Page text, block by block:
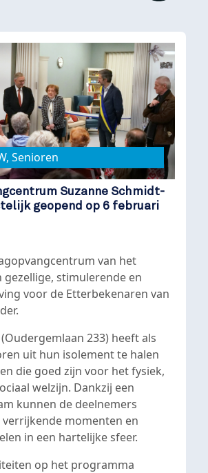
Senioren
Suzanne Schmidt-
geopend op 6 februari
van het
gezellige, stimulerende en
voor de Etterbekenaren van
233) heeft als
uit hun isolement te halen
die goed zijn voor het fysiek,
welzijn. Dankzij een
kunnen de deelnemers
verrijkende momenten en
in een hartelijke sfeer.
op het programma